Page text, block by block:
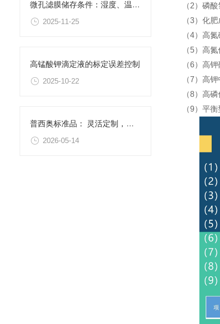
微孔滤膜储存条件：湿度、温度与有效期管理指南
2025-11-25
高锰酸钾滴定液的标定误差控制
2025-10-22
普西奥标准品： 灵活定制，满足特殊需求
2026-05-14
（2）磷
（3）
（4）高
（5）高
（6）高
（7）高
（8）高
（9）平